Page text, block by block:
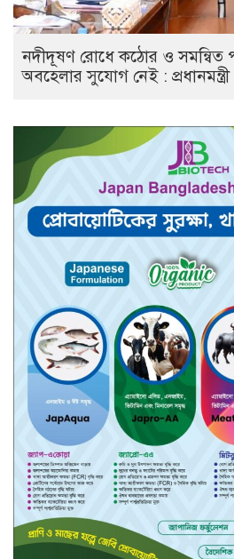
নদীদূষণ রোধে কঠোর ও সমন্বিত
অবহেলার সুযোগ নেই : প্রধানমন্ত্রী